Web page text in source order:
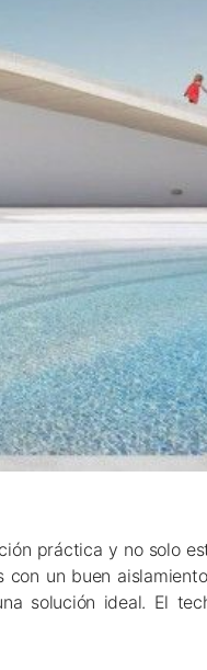
práctica y no solo
un buen
solución ideal. El